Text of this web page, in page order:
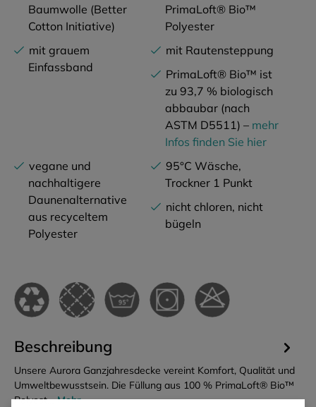
Baumwolle (Better
Cotton Initiative)
PrimaLoft® Bio™
Polyester
mit grauem
Einfassband
mit Rautensteppung
PrimaLoft® Bio™ ist
zu 93,7 % biologisch
abbaubar (nach
ASTM D5511) – mehr
Infos finden Sie hier
vegane und
nachhaltigere
Daunenalternative
aus recyceltem
Polyester
95°C Wäsche,
Trockner 1 Punkt
nicht chloren, nicht
bügeln
Beschreibung
Unsere Aurora Ganzjahresdecke vereint Komfort, Qualität und
Umweltbewusstsein. Die Füllung aus 100 % PrimaLoft® Bio™
Polyest…Mehr